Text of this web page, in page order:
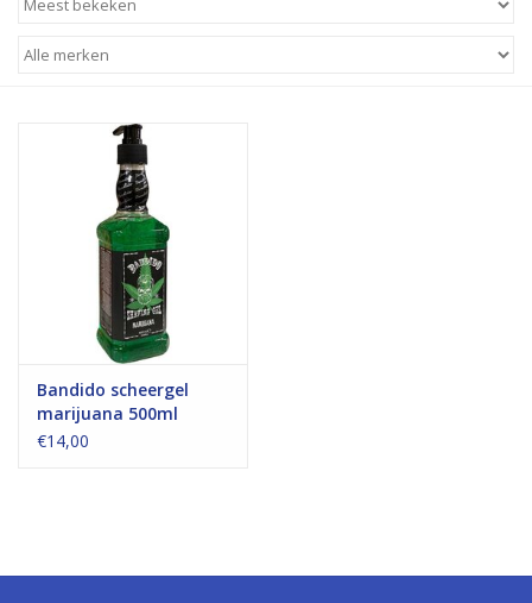
Merken
Bandido scheergel
marijuana 500ml
€14,00